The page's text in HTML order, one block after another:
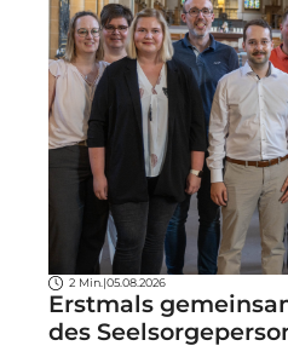
2 Min.|05.08.2026
Erstmals
des